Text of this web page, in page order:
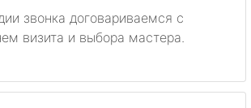
звонка договариваемся с
визита и выбора мастера.